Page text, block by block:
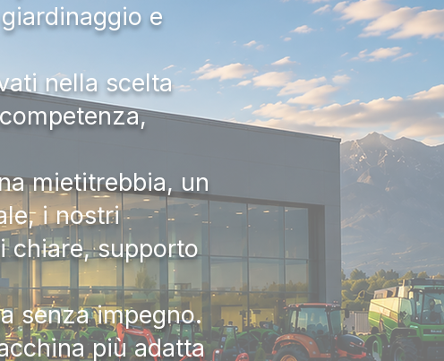
e
nella scelta
mietitrebbia, un
i nostri
chiare, supporto
senza impegno.
più adatta